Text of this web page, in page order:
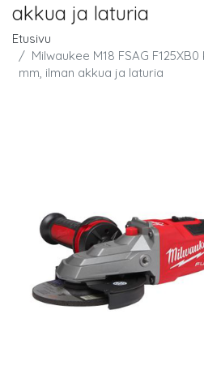
akkua ja laturia
Etusivu
Milwaukee M18 FSAG
mm, ilman akkua ja laturia